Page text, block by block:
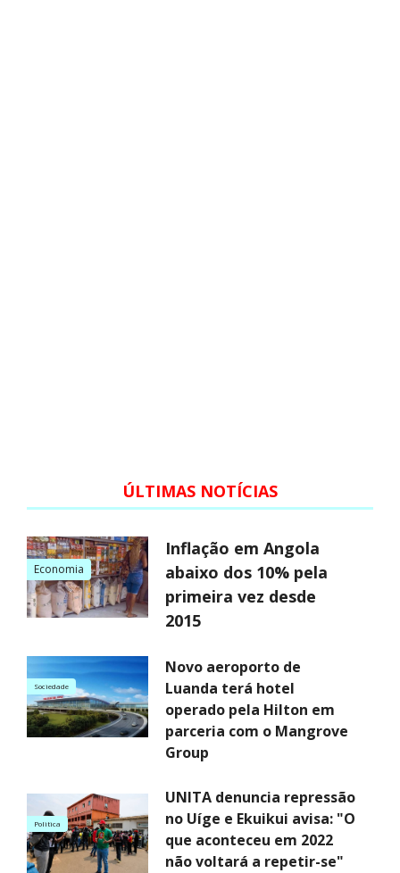
ÚLTIMAS NOTÍCIAS
Economia
Inflação em Angola
abaixo dos 10% pela
primeira vez desde
2015
Sociedade
Novo aeroporto de
Luanda terá hotel
operado pela Hilton em
parceria com o Mangrove
Group
Politica
UNITA denuncia repressão
no Uíge e Ekuikui avisa: "O
que aconteceu em 2022
não voltará a repetir-se"